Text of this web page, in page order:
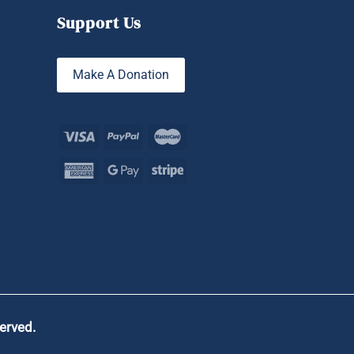
Support Us
Make A Donation